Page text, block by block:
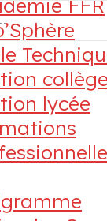
FFR
collège
lycée